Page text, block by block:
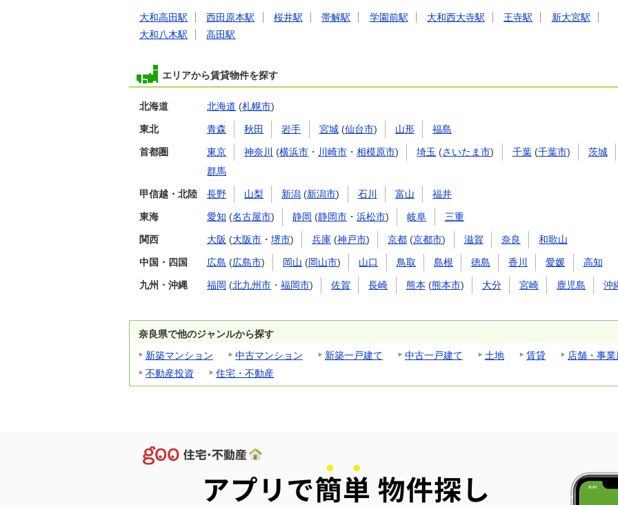
大和高田駅 西田原本駅 桜井駅 帯解駅 学園前駅 大和西大寺駅 王寺駅
新大宮駅
大和八木駅
高田駅
エリアから賃貸物件を探す
北海道 北海道 (札幌市)
東北 青森 秋田 岩手 宮城(仙台市) 山形 福島
首都圏 東京 神奈川 (横浜市 ・ 川崎市 ・相模原市) 埼玉 (さいたま市) 千葉(千葉市) 茨城
群馬
甲信越・北陸 長野 山梨 新潟 (新潟市) 石川 富山 福井
東海 愛知 (名古屋市) 静岡 (静岡市 ・浜松市) 岐阜 三重
関西 大阪 (大阪市 ・ 堺市) 兵庫 (神戸市) 京都 (京都市) 滋賀 奈良 和歌山
中国・四国 広島 (広島市) 岡山 (岡山市) 山口 鳥取 島根 徳島 香川 愛媛 高知
九州・沖縄 福岡 (北九州市 ・ 福岡市) 佐賀 長崎 熊本 (熊本市) 大分 宮崎 鹿児島 沖
奈良県で他のジャンルから探す
新築マンション
中古マンション 新築一戸建て 中古一戸建て 土地 賃貸
店舗・事業
不動産投資
住宅・不動産